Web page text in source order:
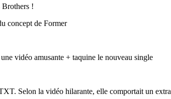
Brothers !
Selon la vidéo hilarante, elle comportait un